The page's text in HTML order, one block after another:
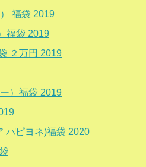
福袋 2019
福袋 2019
２万円 2019
）福袋 2019
パピヨネ)福袋 2020